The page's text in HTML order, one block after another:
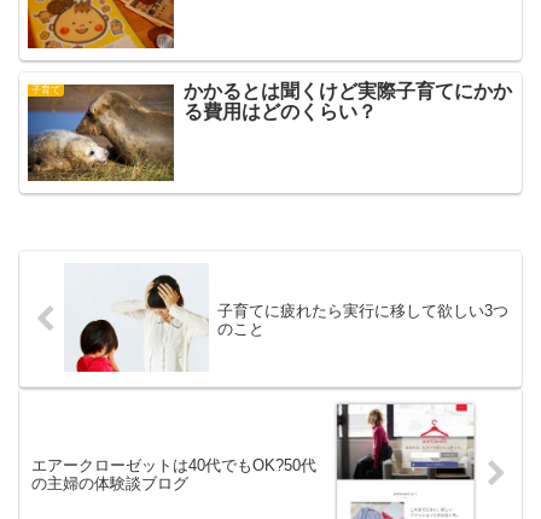
子育て
かかるとは聞くけど実際子育てにかか
る費用はどのくらい？
子育てに疲れたら実行に移して欲しい3つ
のこと
エアークローゼットは40代でもOK?50代
の主婦の体験談ブログ